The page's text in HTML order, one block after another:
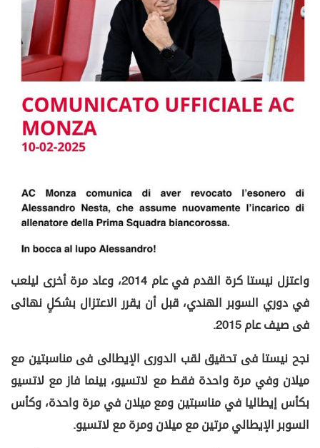
واعتزل نيستا كرة القدم في عام 2014، وعاد مرة أخرى ليلعب
في دوري السوبر الهندي، قبل أن يقرر الاعتزال بشكلٍ نهائى
فى صيف عام 2015.
نجح نيستا فى تحقيق لقب الدورى الإيطالى فى مناسبتين مع
ميلان وفي مرة واحدة فقط مع لاتسيو، بينما فاز مع لاتسيو
بكأس إيطاليا في مناسبتين ومع ميلان في مرة واحدة، وكأس
السوبر الإيطالي مرتين مع ميلان ومرة مع لاتسيو.